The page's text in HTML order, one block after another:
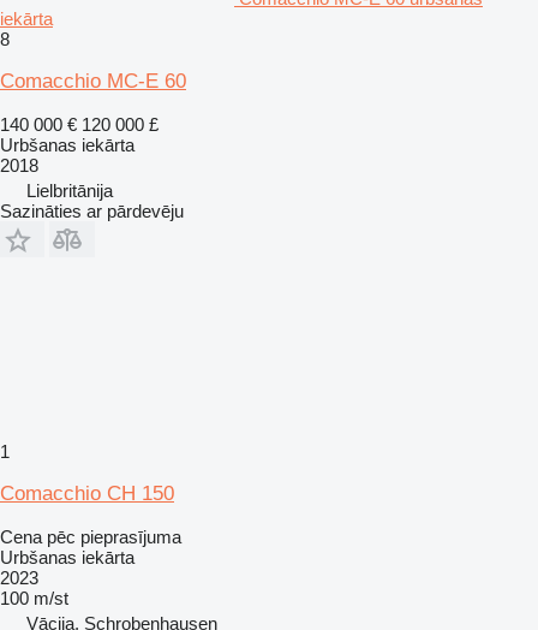
iekārta
8
Comacchio MC-E 60
140 000 € 120 000 £
Urbšanas iekārta
2018
Lielbritānija
Sazināties ar pārdevēju
1
Comacchio CH 150
Cena pēc pieprasījuma
Urbšanas iekārta
2023
100 m/st
Vācija, Schrobenhausen